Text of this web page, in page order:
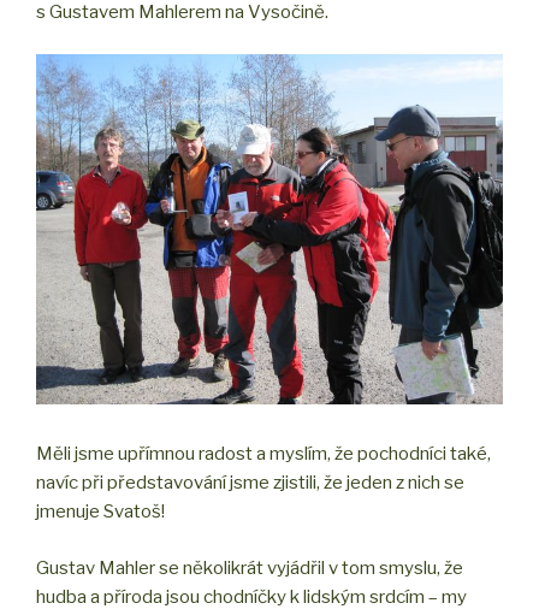
s Gustavem Mahlerem na Vysočině.
Měli jsme upřímnou radost a myslím, že pochodníci také,
navíc při představování jsme zjistili, že jeden z nich se
jmenuje Svatoš!
Gustav Mahler se několikrát vyjádřil v tom smyslu, že
hudba a příroda jsou chodníčky k lidským srdcím – my